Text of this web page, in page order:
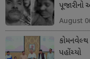
પૂજારીનો
August
પહોંચ્યો